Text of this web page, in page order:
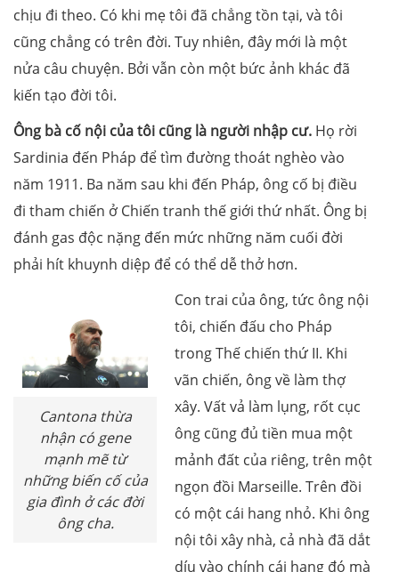
chịu đi theo. Có khi mẹ tôi đã chẳng tồn tại, và tôi
cũng chẳng có trên đời. Tuy nhiên, đây mới là một
nửa câu chuyện. Bởi vẫn còn một bức ảnh khác đã
kiến tạo đời tôi.
Ông bà cố nội của tôi cũng là người nhập cư. Họ rời
Sardinia đến Pháp để tìm đường thoát nghèo vào
năm 1911. Ba năm sau khi đến Pháp, ông cố bị điều
đi tham chiến ở Chiến tranh thế giới thứ nhất. Ông bị
đánh gas độc nặng đến mức những năm cuối đời
phải hít khuynh diệp để có thể dễ thở hơn.
Cantona thừa
nhận có gene
mạnh mẽ từ
những biến cố của
gia đình ở các đời
ông cha.
Con trai của ông, tức ông nội
tôi, chiến đấu cho Pháp
trong Thế chiến thứ II. Khi
vãn chiến, ông về làm thợ
xây. Vất vả làm lụng, rốt cục
ông cũng đủ tiền mua một
mảnh đất của riêng, trên một
ngọn đồi Marseille. Trên đồi
có một cái hang nhỏ. Khi ông
nội tôi xây nhà, cả nhà đã dắt
díu vào chính cái hang đó mà